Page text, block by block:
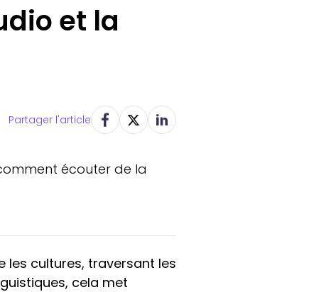
et la
Partager l'article
écouter de la
les cultures, traversant les
cela met